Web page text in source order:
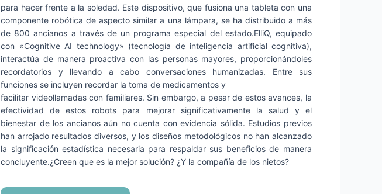
para hacer frente a la soledad. Este dispositivo, que fusiona una tableta con una
componente robótica de aspecto similar a una lámpara, se ha distribuido a más
de 800 ancianos a través de un programa especial del estado.ElliQ, equipado
con «Cognitive AI technology» (tecnología de inteligencia artificial cognitiva),
interactúa de manera proactiva con las personas mayores, proporcionándoles
recordatorios y llevando a cabo conversaciones humanizadas. Entre sus
funciones se incluyen recordar la toma de medicamentos y
facilitar videollamadas con familiares. Sin embargo, a pesar de estos avances, la
efectividad de estos robots para mejorar significativamente la salud y el
bienestar de los ancianos aún no cuenta con evidencia sólida. Estudios previos
han arrojado resultados diversos, y los diseños metodológicos no han alcanzado
la significación estadística necesaria para respaldar sus beneficios de manera
concluyente.¿Creen que es la mejor solución? ¿Y la compañía de los nietos?